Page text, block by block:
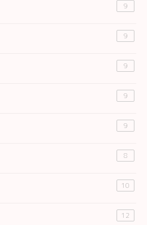
9
9
9
9
9
8
10
12